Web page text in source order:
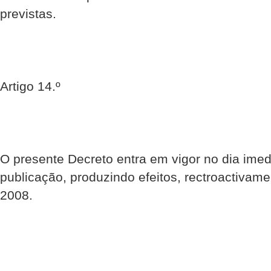
previstas.
Artigo 14.º
O presente Decreto entra em vigor no dia
publicação, produzindo efeitos,
2008.